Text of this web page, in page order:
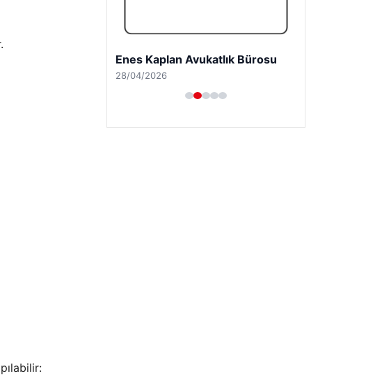
Trend Yapı Akustik
18/04/2026